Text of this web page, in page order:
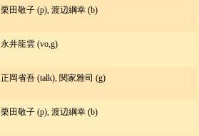
栗田敬子 (p), 渡辺綱幸 (b)
永井龍雲 (vo,g)
正岡省吾 (talk), 関家雅司 (g)
栗田敬子 (p), 渡辺綱幸 (b)